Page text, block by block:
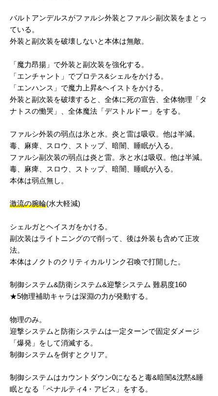
バルトアンデルスがファルシ外装とファルシ副次装をまとっ
ている。
外装と副次装を破壊しないと本体は無敵。
「魔力昂揚」で外装と副次装を強化する。
「エンチャント」でプロテス&シェルをかける。
「エンハンス」で魔力上昇&ヘイストをかける。
外装と副次装を破壊すると、全体に死の宣告、全体物理「タ
ナトスの慟哭」、全体魔法「デストルドー」をする。
ファルシ外装の弱点は氷と水。炎と雷は吸収。他は半減。
毒、麻痺、スロウ、ストップ、暗闇、睡眠が入る。
ファルシ副次装の弱点は炎と雷。氷と水は吸収。他は半減。
毒、麻痺、スロウ、ストップ、暗闇、睡眠が入る。
本体は弱点無し。
激流の腕輪(水大軽減)
シェルガとヘイスガをかける。
副次装はライトニングので削って、後は外装も含めて正攻
法。
本体はノクトのクリティカルリンク召喚で打開した。
制御システム&防衛システム&迎撃システム 難易度160
★5物理補助キャラは深淵の力が発動する。
物理のみ。
迎撃システムと防衛システムは一定ターンで固定ダメージ
「爆発」をして消滅する。
制御システムを倒すとクリア。
制御システムはカウントダウン0になると毒&暗闇&沈黙&睡
眠となる「ペナルティ4・アビス」をする。